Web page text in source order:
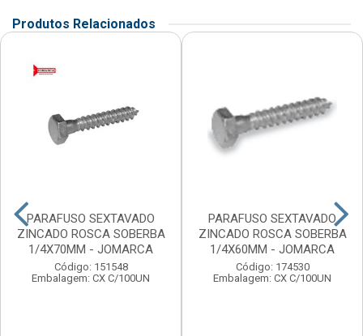
Produtos Relacionados
PARAFUSO SEXTAVADO
ZINCADO ROSCA SOBERBA
1/4X70MM - JOMARCA
Código: 151548
Embalagem: CX C/100UN
PARAFUSO SEXTAVADO
ZINCADO ROSCA SOBERBA
1/4X60MM - JOMARCA
Código: 174530
Embalagem: CX C/100UN